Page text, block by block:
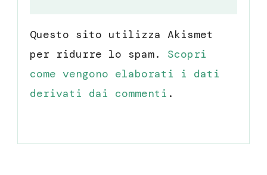
Questo sito utilizza Akismet
per ridurre lo spam. Scopri
come vengono elaborati i dati
derivati dai commenti .